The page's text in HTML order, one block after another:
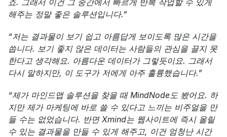
해주는 정말 좋은 솔루션입니다.”
“저는 결과물이 보기 쉽고 아름답게 보이도록 많은 시간을
씁니다. 보기 좋지 않은 데이터는 사람들의 관심을 끌지 못
한다고 생각해요. 아름다운 데이터가 그렇듯이요. 그래서
다시 말하지만, 이 도구가 저에게 아주 훌륭했습니다.”
“제가 마인드맵 솔루션을 찾을 때 MindNode도 봤어요. 하
지만 제가 마케팅에 바로 쓸 수 있다고 느끼는 비주얼을 만
들 수는 없었습니다. 반면 Xmind는 웹사이트에 즉시 올릴
수 있는 결과물을 만들 수 있게 해주고, 이건 엄청난 시간